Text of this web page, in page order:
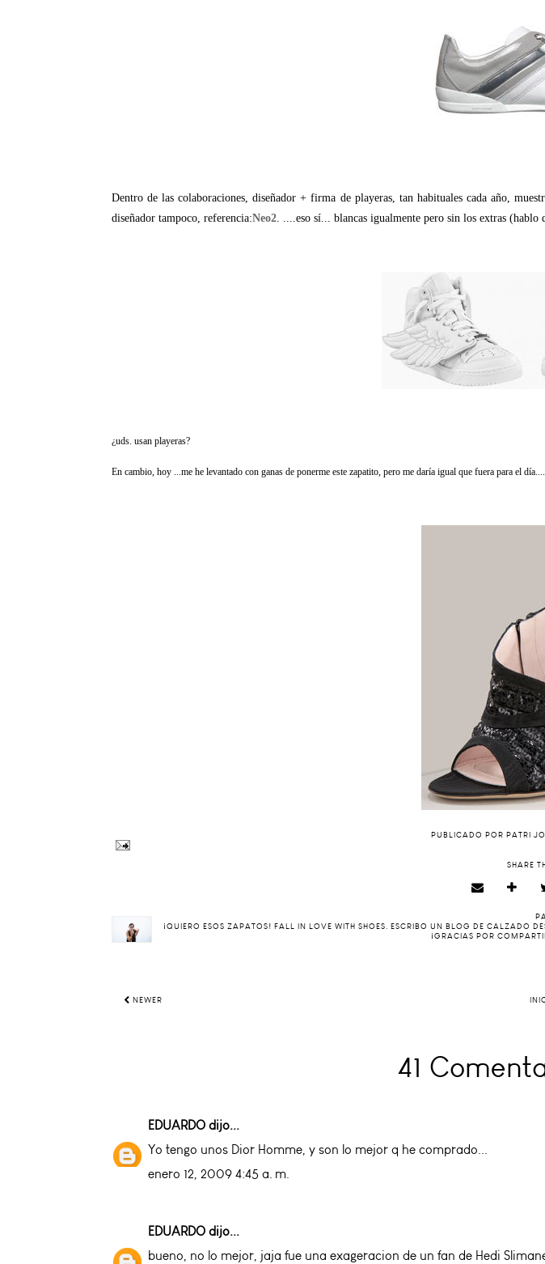
Dentro de las colaboraciones, diseñador + firma de playeras, tan habituales cada año,
diseñador tampoco, referencia:Neo2. ....eso sí... blancas igualmente pero sin los extras
¿uds. usan playeras?
En cambio, hoy ...me he levantado con ganas de ponerme este zapatito, pero me daría igual que fuera para el
PUBLICADO POR PATRI
SHARE
¡QUIERO ESOS ZAPATOS! FALL IN LOVE WITH SHOES. ESCRIBO UN BLOG DE CALZADO
¡GRACIAS POR
NEWER
41
EDUARDO dijo...
Yo tengo unos Dior Homme, y son lo mejor q he comprado...
enero 12, 2009 4:45 a. m.
EDUARDO dijo...
bueno, no lo mejor, jaja fue una exageracion de un fan de Hedi